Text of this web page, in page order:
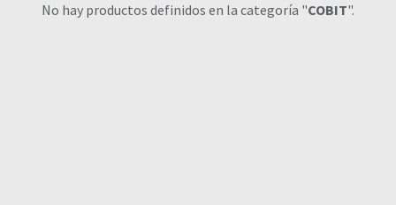
No hay productos definidos en la categoría "COBIT".